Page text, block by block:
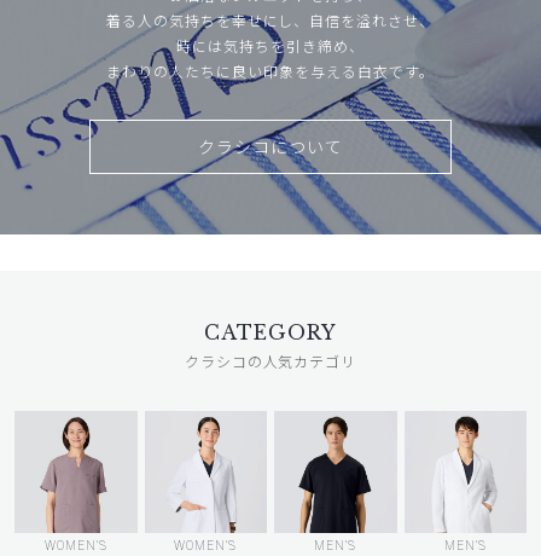
着る人の気持ちを幸せにし、自信を溢れさせ、
時には気持ちを引き締め、
まわりの人たちに良い印象を与える白衣です。
クラシコについて
CATEGORY
クラシコの人気カテゴリ
WOMEN’S WOMEN’S MEN’S MEN’S